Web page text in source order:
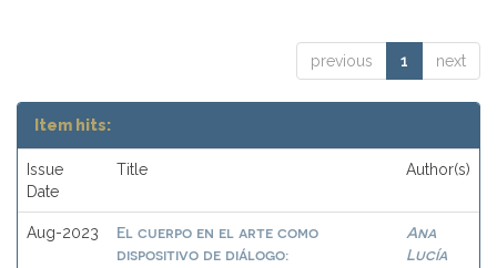
previous 1 next
Item hits:
Issue
Date
Title Author(s)
Aug-2023
El cuerpo en el arte como
dispositivo de diálogo:
Ana
Lucía